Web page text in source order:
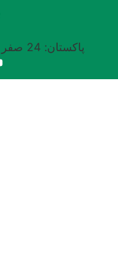
پاکستان: 24 صفر 1448